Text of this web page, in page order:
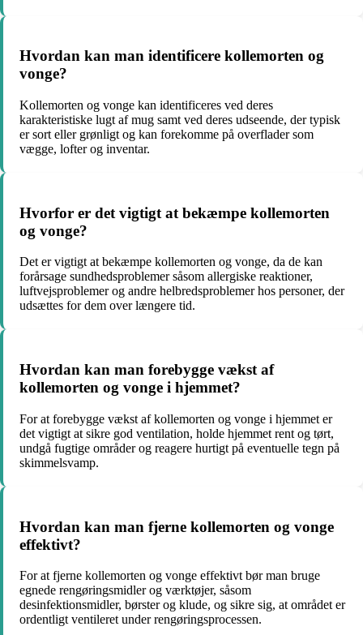
Hvordan kan man identificere kollemorten og
vonge?
Kollemorten og vonge kan identificeres ved deres
karakteristiske lugt af mug samt ved deres udseende, der typisk
er sort eller grønligt og kan forekomme på overflader som
vægge, lofter og inventar.
Hvorfor er det vigtigt at bekæmpe kollemorten
og vonge?
Det er vigtigt at bekæmpe kollemorten og vonge, da de kan
forårsage sundhedsproblemer såsom allergiske reaktioner,
luftvejsproblemer og andre helbredsproblemer hos personer, der
udsættes for dem over længere tid.
Hvordan kan man forebygge vækst af
kollemorten og vonge i hjemmet?
For at forebygge vækst af kollemorten og vonge i hjemmet er
det vigtigt at sikre god ventilation, holde hjemmet rent og tørt,
undgå fugtige områder og reagere hurtigt på eventuelle tegn på
skimmelsvamp.
Hvordan kan man fjerne kollemorten og vonge
effektivt?
For at fjerne kollemorten og vonge effektivt bør man bruge
egnede rengøringsmidler og værktøjer, såsom
desinfektionsmidler, børster og klude, og sikre sig, at området er
ordentligt ventileret under rengøringsprocessen.